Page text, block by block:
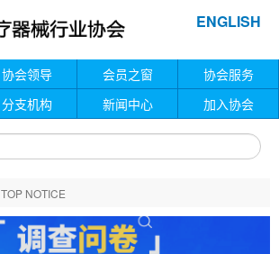
ENGLISH
协会领导 会员之窗
协会服务
分支机构 新闻中心 加入协会
TOP NOTICE